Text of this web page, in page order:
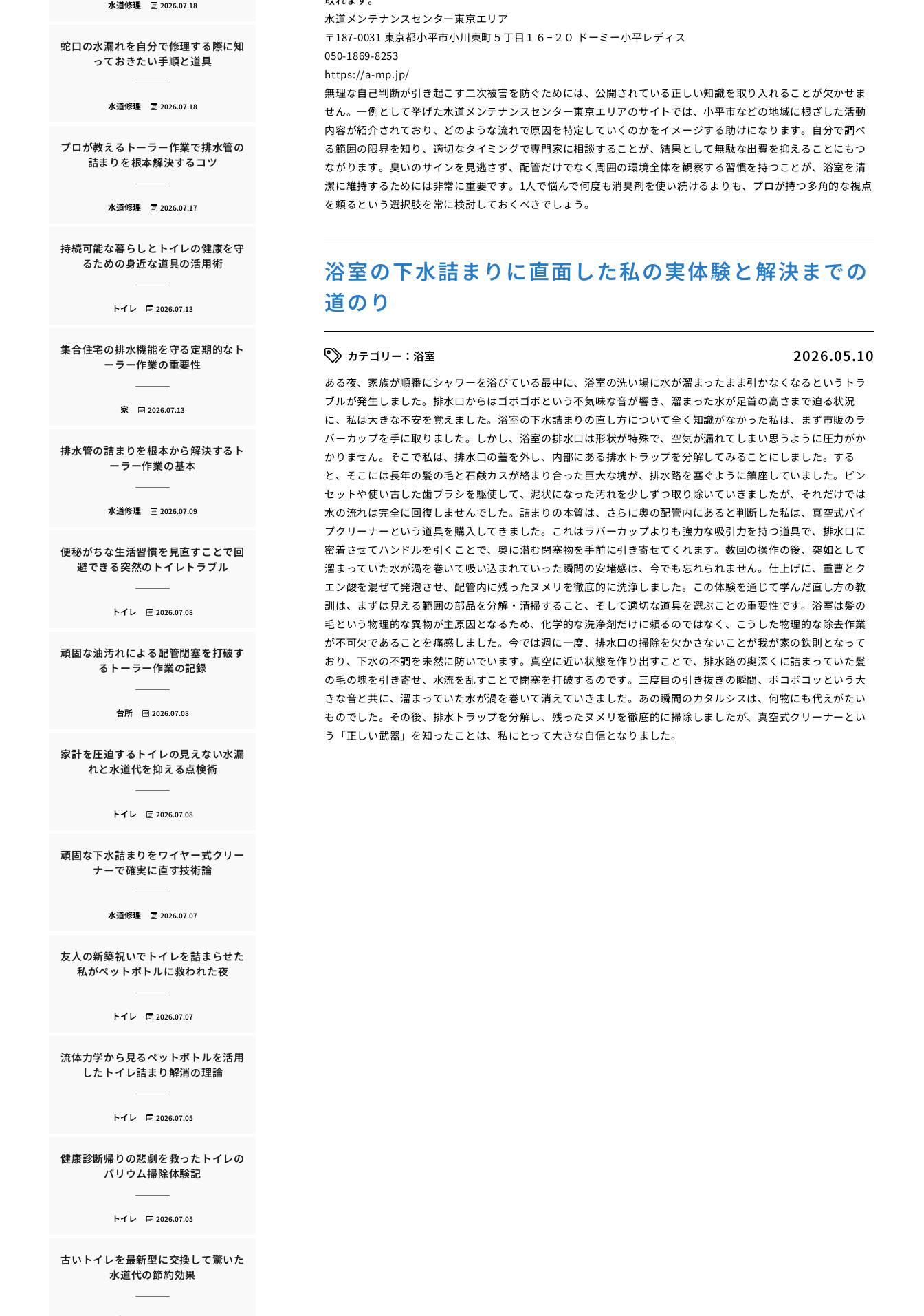
水道メンテナンスセンター東京エリア
〒187-0031 東京都小平市小川東町５丁目１６−２０ ドーミー小平レディス
050-1869-8253
https://a-mp.jp/
無理な自己判断が引き起こす二次被害を防ぐためには、公開されている正しい知識を取り入れることが欠かせま
せん。一例として挙げた水道メンテナンスセンター東京エリアのサイトでは、小平市などの地域に根ざした活動
内容が紹介されており、どのような流れで原因を特定していくのかをイメージする助けになります。自分で調べ
る範囲の限界を知り、適切なタイミングで専門家に相談することが、結果として無駄な出費を抑えることにもつ
ながります。臭いのサインを見逃さず、配管だけでなく周囲の環境全体を観察する習慣を持つことが、浴室を清
潔に維持するためには非常に重要です。1人で悩んで何度も消臭剤を使い続けるよりも、プロが持つ多角的な視点
を頼るという選択肢を常に検討しておくべきでしょう。
浴室の下水詰まりに直面した私の実体験と解決までの
道のり
2026.05.10
浴室
ある夜、家族が順番にシャワーを浴びている最中に、浴室の洗い場に水が溜まったまま引かなくなるというトラ
ブルが発生しました。排水口からはゴボゴボという不気味な音が響き、溜まった水が足首の高さまで迫る状況
に、私は大きな不安を覚えました。浴室の下水詰まりの直し方について全く知識がなかった私は、まず市販のラ
バーカップを手に取りました。しかし、浴室の排水口は形状が特殊で、空気が漏れてしまい思うように圧力がか
かりません。そこで私は、排水口の蓋を外し、内部にある排水トラップを分解してみることにしました。する
と、そこには長年の髪の毛と石鹸カスが絡まり合った巨大な塊が、排水路を塞ぐように鎮座していました。ピン
セットや使い古した歯ブラシを駆使して、泥状になった汚れを少しずつ取り除いていきましたが、それだけでは
水の流れは完全に回復しませんでした。詰まりの本質は、さらに奥の配管内にあると判断した私は、真空式パイ
プクリーナーという道具を購入してきました。これはラバーカップよりも強力な吸引力を持つ道具で、排水口に
密着させてハンドルを引くことで、奥に潜む閉塞物を手前に引き寄せてくれます。数回の操作の後、突如として
溜まっていた水が渦を巻いて吸い込まれていった瞬間の安堵感は、今でも忘れられません。仕上げに、重曹とク
エン酸を混ぜて発泡させ、配管内に残ったヌメリを徹底的に洗浄しました。この体験を通じて学んだ直し方の教
訓は、まずは見える範囲の部品を分解・清掃すること、そして適切な道具を選ぶことの重要性です。浴室は髪の
毛という物理的な異物が主原因となるため、化学的な洗浄剤だけに頼るのではなく、こうした物理的な除去作業
が不可欠であることを痛感しました。今では週に一度、排水口の掃除を欠かさないことが我が家の鉄則となって
おり、下水の不調を未然に防いでいます。真空に近い状態を作り出すことで、排水路の奥深くに詰まっていた髪
の毛の塊を引き寄せ、水流を乱すことで閉塞を打破するのです。三度目の引き抜きの瞬間、ボコボコッという大
きな音と共に、溜まっていた水が渦を巻いて消えていきました。あの瞬間のカタルシスは、何物にも代えがたい
ものでした。その後、排水トラップを分解し、残ったヌメリを徹底的に掃除しましたが、真空式クリーナーとい
う「正しい武器」を知ったことは、私にとって大きな自信となりました。
2026.07.18
水道修理
蛇口の水漏れを自分で修理する際に知
っておきたい手順と道具
2026.07.18
水道修理
プロが教えるトーラー作業で排水管の
詰まりを根本解決するコツ
2026.07.17
水道修理
持続可能な暮らしとトイレの健康を守
るための身近な道具の活用術
2026.07.13
トイレ
集合住宅の排水機能を守る定期的なト
ーラー作業の重要性
2026.07.13
家
排水管の詰まりを根本から解決するト
ーラー作業の基本
2026.07.09
水道修理
便秘がちな生活習慣を見直すことで回
避できる突然のトイレトラブル
2026.07.08
トイレ
頑固な油汚れによる配管閉塞を打破す
るトーラー作業の記録
2026.07.08
台所
家計を圧迫するトイレの見えない水漏
れと水道代を抑える点検術
2026.07.08
トイレ
頑固な下水詰まりをワイヤー式クリー
ナーで確実に直す技術論
2026.07.07
水道修理
友人の新築祝いでトイレを詰まらせた
私がペットボトルに救われた夜
2026.07.07
トイレ
流体力学から見るペットボトルを活用
したトイレ詰まり解消の理論
2026.07.05
トイレ
健康診断帰りの悲劇を救ったトイレの
バリウム掃除体験記
2026.07.05
トイレ
古いトイレを最新型に交換して驚いた
水道代の節約効果